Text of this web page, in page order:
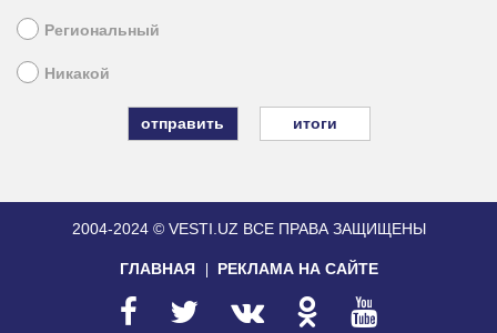
Региональный
Никакой
итоги
2004-2024 © VESTI.UZ ВСЕ ПРАВА ЗАЩИЩЕНЫ
ГЛАВНАЯ РЕКЛАМА НА САЙТЕ